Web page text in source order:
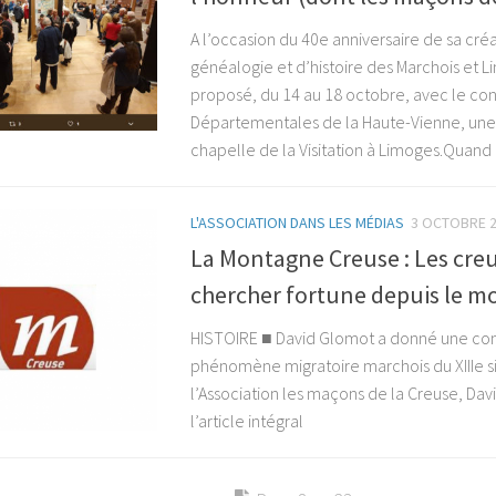
A l’occasion du 40e anniversaire de sa
généalogie et d’histoire des Marchois et
proposé, du 14 au 18 octobre, avec le
Départementales de la Haute-Vienne,
chapelle de la Visitation à
L'ASSOCIATION DANS LES MÉDIAS 3 OCTOBRE
La Montagne Creuse : Les
chercher fortune depuis le
HISTOIRE ■ David Glomot a donné une
phénomène migratoire marchois du XIIIe
l’Association les maçons de la Creuse,
l’article intégral